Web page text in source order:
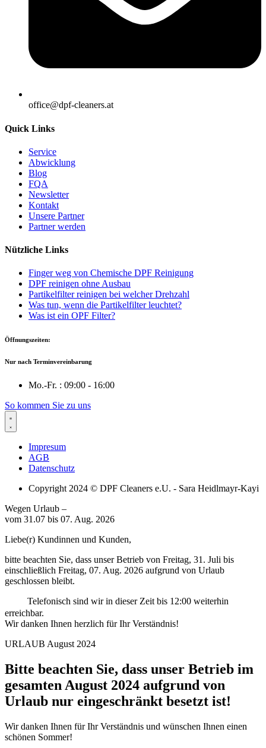
office@dpf-cleaners.at
Quick Links
Service
Abwicklung
Blog
FQA
Newsletter
Kontakt
Unsere Partner
Partner werden
Nützliche Links
Finger weg von Chemische DPF Reinigung
DPF reinigen ohne Ausbau
Partikelfilter reinigen bei welcher Drehzahl
Was tun, wenn die Partikelfilter leuchtet?
Was ist ein OPF Filter?
Öffnungszeiten:
Nur nach Terminvereinbarung
Mo.-Fr. : 09:00 - 16:00
So kommen Sie zu uns
Impresum
AGB
Datenschutz
Copyright 2024 © DPF Cleaners e.U. - Sara Heidlmayr-Kayi
Wegen Urlaub –
vom 31.07 bis 07. Aug. 2026
Liebe(r) Kundinnen und Kunden,
bitte beachten Sie, dass unser Betrieb von Freitag, 31. Juli bis
einschließlich Freitag, 07. Aug. 2026 aufgrund von Urlaub
geschlossen bleibt.
Telefonisch sind wir in dieser Zeit bis 12:00 weiterhin
erreichbar.
Wir danken Ihnen herzlich für Ihr Verständnis!
URLAUB August 2024
Bitte beachten Sie, dass unser Betrieb im
gesamten August 2024 aufgrund von
Urlaub nur eingeschränkt besetzt ist!
Wir danken Ihnen für Ihr Verständnis und wünschen Ihnen einen
schönen Sommer!